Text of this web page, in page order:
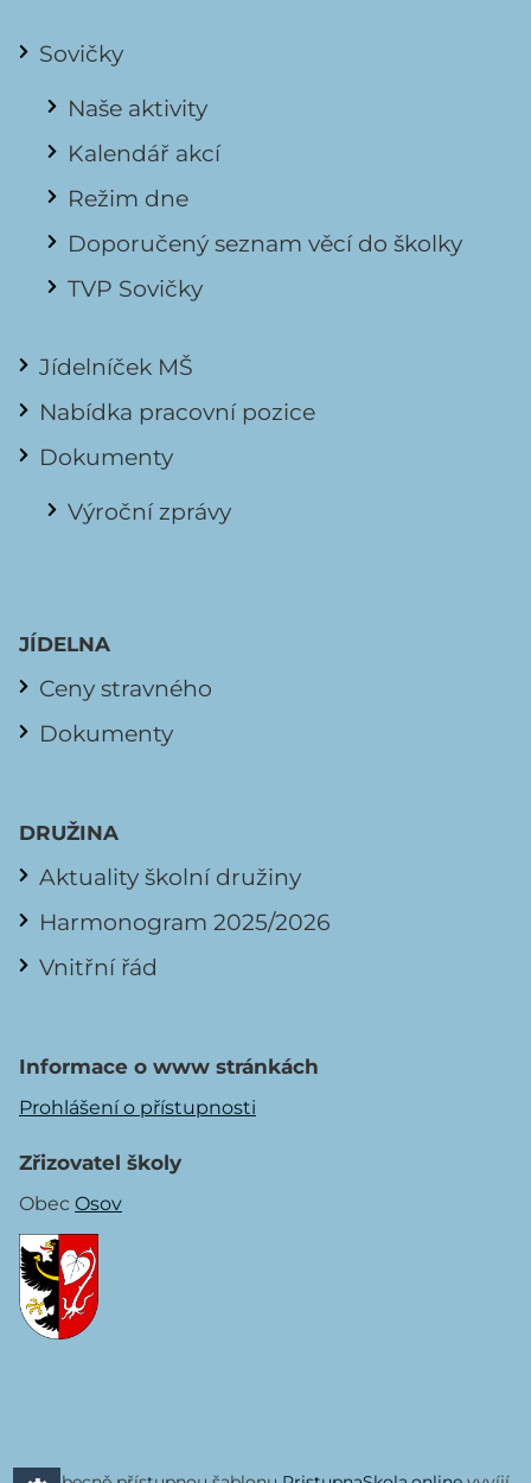
Sovičky
Naše aktivity
Kalendář akcí
Režim dne
Doporučený seznam věcí do školky
TVP Sovičky
Jídelníček MŠ
Nabídka pracovní pozice
Dokumenty
Výroční zprávy
JÍDELNA
Ceny stravného
Dokumenty
DRUŽINA
Aktuality školní družiny
Harmonogram 2025/2026
Vnitřní řád
Informace o www stránkách
Prohlášení o přístupnosti
Zřizovatel školy
Obec Osov